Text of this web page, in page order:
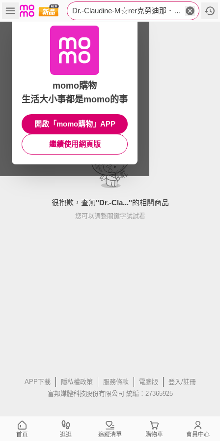
Dr.-Claudine-M☆rer克勞迪那．梅赫醫師
很抱歉，查無"Dr.-Cla..."的相關商品
您可以調整關鍵字試試看
APP下載 隱私權政策 服務條款 電腦版
登入/註冊
富邦媒體科技股份有限公司 統編：27365925
momo購物
生活大小事都是momo的事
開啟「momo購物」APP
繼續使用網頁版
首頁 逛逛 追蹤清單 購物車 會員中心